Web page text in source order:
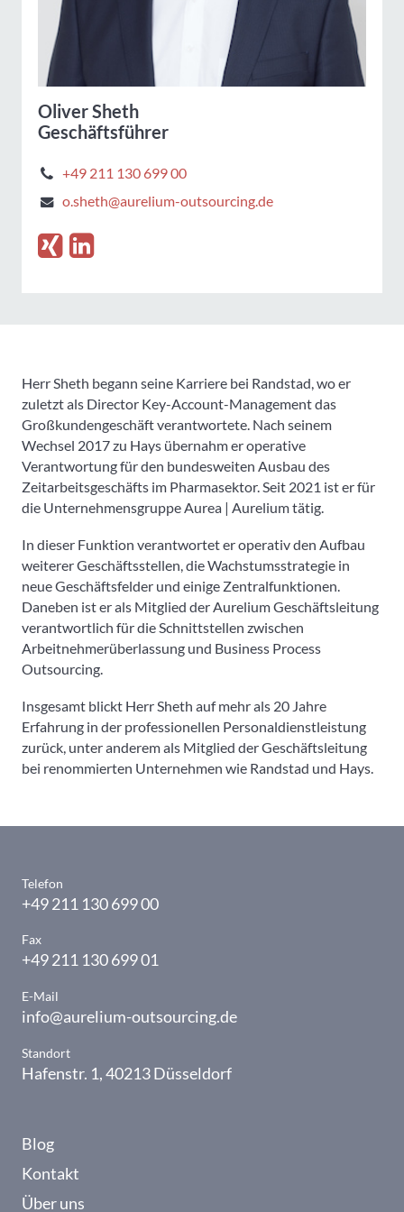
Oliver Sheth
Geschäftsführer
+49 211 130 699 00
o.sheth@aurelium-outsourcing.de
Herr Sheth begann seine Karriere bei Randstad, wo er
zuletzt als Director Key-Account-Management das
Großkundengeschäft verantwortete. Nach seinem
Wechsel 2017 zu Hays übernahm er operative
Verantwortung für den bundesweiten Ausbau des
Zeitarbeitsgeschäfts im Pharmasektor. Seit 2021 ist er für
die Unternehmensgruppe Aurea | Aurelium tätig.
In dieser Funktion verantwortet er operativ den Aufbau
weiterer Geschäftsstellen, die Wachstumsstrategie in
neue Geschäftsfelder und einige Zentralfunktionen.
Daneben ist er als Mitglied der Aurelium Geschäftsleitung
verantwortlich für die Schnittstellen zwischen
Arbeitnehmerüberlassung und Business Process
Outsourcing.
Insgesamt blickt Herr Sheth auf mehr als 20 Jahre
Erfahrung in der professionellen Personaldienstleistung
zurück, unter anderem als Mitglied der Geschäftsleitung
bei renommierten Unternehmen wie Randstad und Hays.
Telefon
+49 211 130 699 00
Fax
+49 211 130 699 01
E-Mail
info@aurelium-outsourcing.de
Standort
Hafenstr. 1, 40213 Düsseldorf
Blog
Kontakt
Über uns